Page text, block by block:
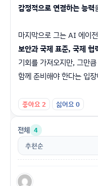
감정적으로 연결하는 능력
마지막으로 그는 AI 에이
보안과 국제 표준, 국제 협
기회를 가져오지만, 그만
함께 준비해야 한다는 입
좋아요 2 싫어요 0
전체 4